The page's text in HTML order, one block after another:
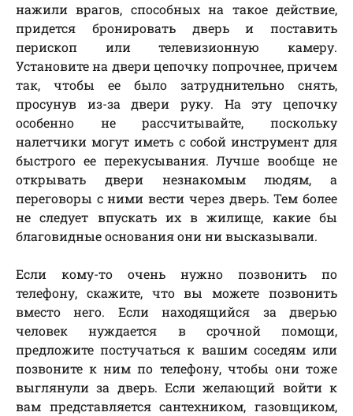
нажили врагов, способных на такое действие,
придется бронировать дверь и поставить
перископ или телевизионную камеру.
Установите на двери цепочку попрочнее, причем
так, чтобы ее было затруднительно снять,
просунув из-за двери руку. На эту цепочку
особенно не рассчитывайте, поскольку
налетчики могут иметь с собой инструмент для
быстрого ее перекусывания. Лучше вообще не
открывать двери незнакомым людям, а
переговоры с ними вести через дверь. Тем более
не следует впускать их в жилище, какие бы
благовидные основания они ни высказывали.
Если кому-то очень нужно позвонить по
телефону, скажите, что вы можете позвонить
вместо него. Если находящийся за дверью
человек нуждается в срочной помощи,
предложите постучаться к вашим соседям или
позвоните к ним по телефону, чтобы они тоже
выглянули за дверь. Если желающий войти к
вам представляется сантехником, газовщиком,